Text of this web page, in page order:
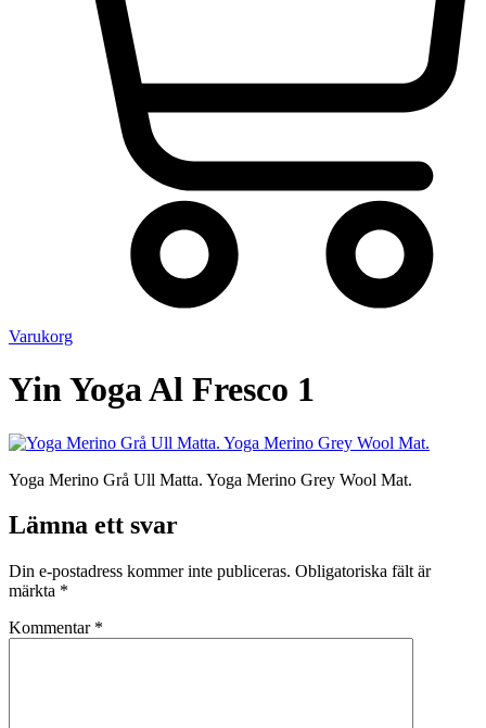
Varukorg
Yin Yoga Al Fresco 1
Yoga Merino Grå Ull Matta. Yoga Merino Grey Wool Mat.
Lämna ett svar
Din e-postadress kommer inte publiceras. Obligatoriska fält är
märkta *
Kommentar *